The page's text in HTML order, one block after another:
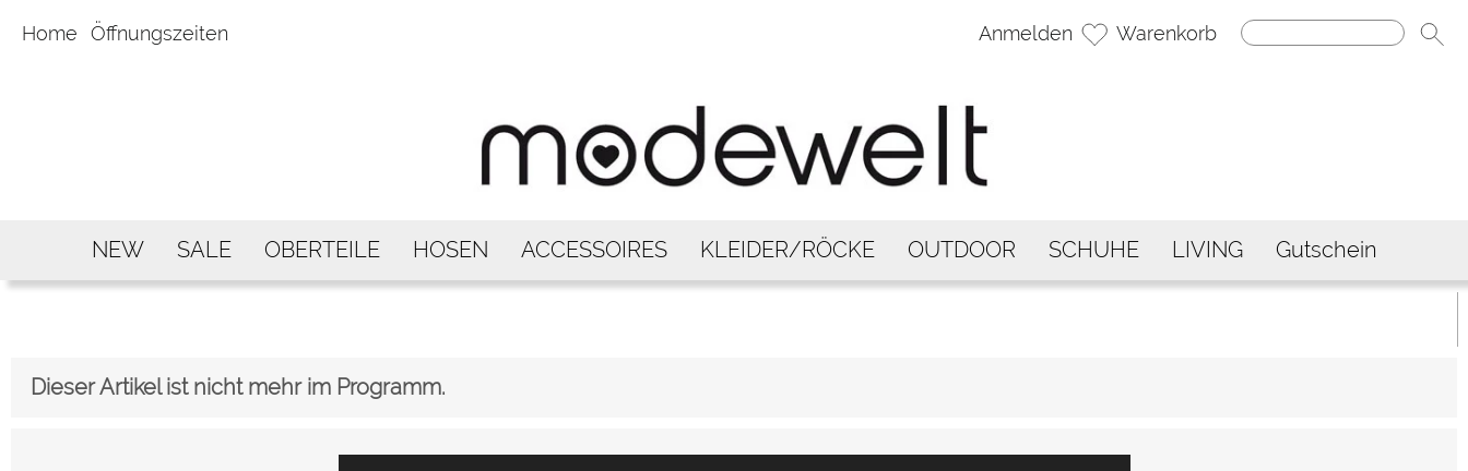
Home Öffnungszeiten Anmelden Warenkorb
NEW SALE OBERTEILE HOSEN ACCESSOIRES KLEIDER/RÖCKE OUTDOOR SCHUHE LIVING Gutschein
Dieser Artikel ist nicht mehr im Programm.